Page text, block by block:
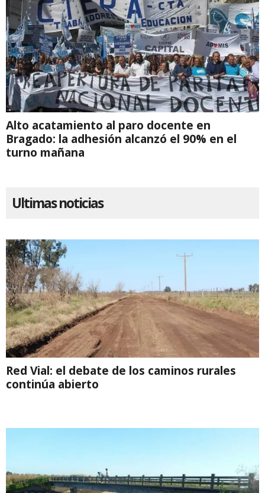
Alto acatamiento al paro docente en
Bragado: la adhesión alcanzó el 90% en el
turno mañana
Ultimas noticias
Red Vial: el debate de los caminos rurales
continúa abierto